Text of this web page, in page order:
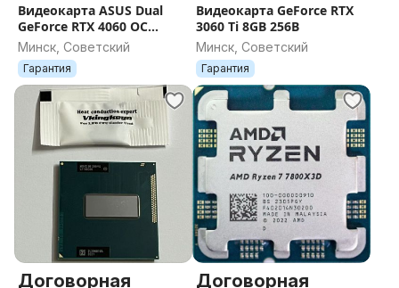
Видеокарта ASUS Dual
GeForce RTX 4060 OC
Edition 8GB GDDR6 DUAL
Минск, Советский
Гарантия
Видеокарта GeForce RTX
3060 Ti 8GB 256B
Минск, Советский
Гарантия
Договорная Договорная